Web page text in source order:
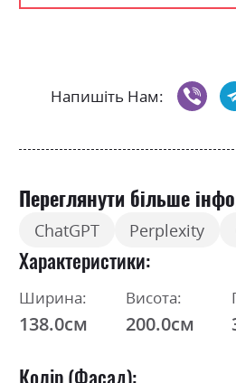
Напишіть Нам:
Переглянути більше
ChatGPT Perplexity
Характеристики
Ширина:
138.0см
Висота:
200.0см
Колір (Фасад):